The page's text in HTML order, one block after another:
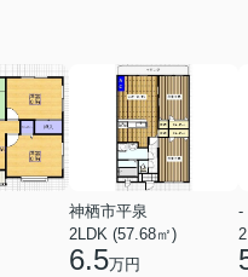
神栖市平泉
2LDK (57.68㎡)
6.5万円
-